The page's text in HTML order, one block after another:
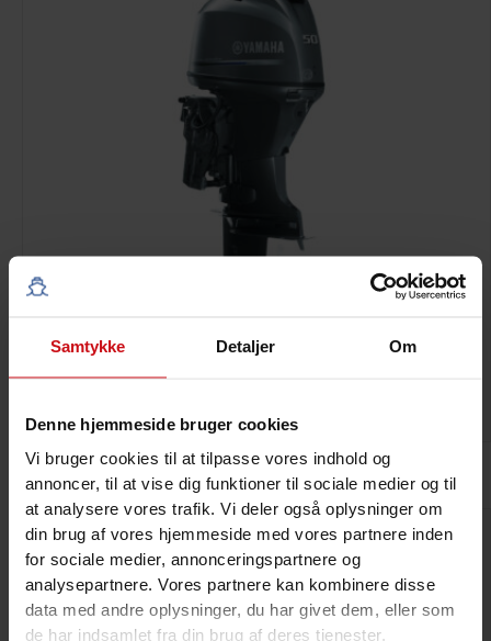
Samtykke Detaljer Om
Denne hjemmeside bruger cookies
Vi bruger cookies til at tilpasse vores indhold og
annoncer, til at vise dig funktioner til sociale medier og til
at analysere vores trafik. Vi deler også oplysninger om
din brug af vores hjemmeside med vores partnere inden
for sociale medier, annonceringspartnere og
analysepartnere. Vores partnere kan kombinere disse
data med andre oplysninger, du har givet dem, eller som
de har indsamlet fra din brug af deres tjenester.
F50LET2L